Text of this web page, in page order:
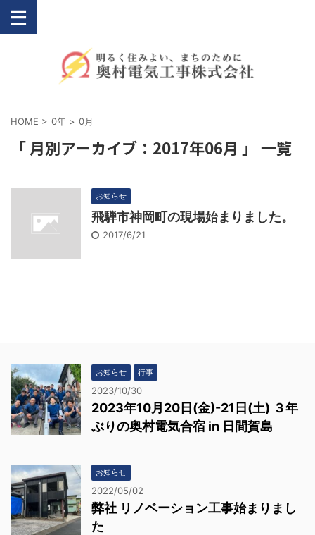
HOME > 0年 > 0月
「 月別アーカイブ：2017年06月 」 一覧
お知らせ
飛騨市神岡町の現場始まりました。
2017/6/21
お知らせ 行事
2023/10/30
2023年10月20日(金)-21日(土) ３年
ぶりの奥村電気合宿 in 日間賀島
お知らせ
2022/05/02
弊社 リノベーション工事始まりまし
た